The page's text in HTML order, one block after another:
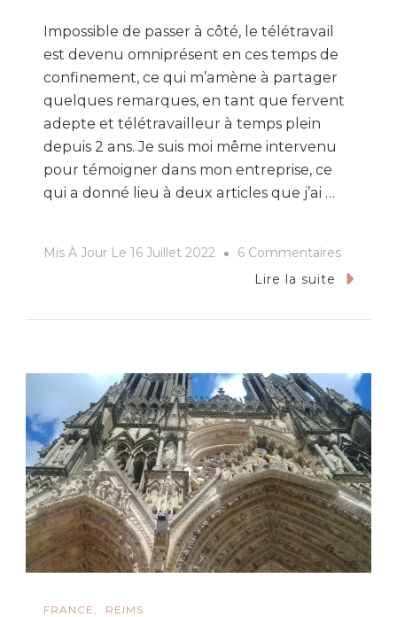
Impossible de passer à côté, le télétravail
est devenu omniprésent en ces temps de
confinement, ce qui m’amène à partager
quelques remarques, en tant que fervent
adepte et télétravailleur à temps plein
depuis 2 ans. Je suis moi même intervenu
pour témoigner dans mon entreprise, ce
qui a donné lieu à deux articles que j’ai …
Mis À Jour Le 16 Juillet 2022 6 CommentairesSur
Ou
Aubaine
?
Lire la suite
FRANCE REIMS